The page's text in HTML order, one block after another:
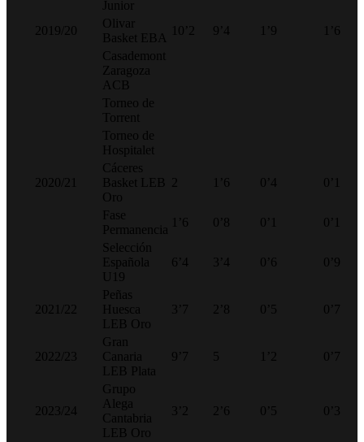
Junior
2019/20
Olivar
Basket EBA
10’2 9’4 1’9
1’6
Casademont
Zaragoza
ACB
Torneo de
Torrent
Torneo de
Hospitalet
2020/21
Cáceres
Basket LEB
Oro
2 1’6 0’4 0’1
Fase
Permanencia
1’6 0’8 0’1
0’1
Selección
Española
U19
6’4 3’4 0’6 0’9
2021/22
Peñas
Huesca
LEB Oro
3’7 2’8 0’5 0’7
2022/23
Gran
Canaria
LEB Plata
9’7 5 1’2 0’7
2023/24
Grupo
Alega
Cantabria
LEB Oro
3’2 2’6 0’5 0’3